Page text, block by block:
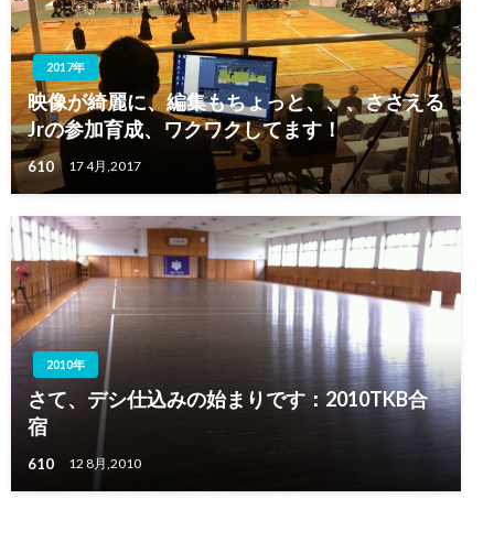
2017年
映像が綺麗に、編集もちょっと、、、ささえる
Jrの参加育成、ワクワクしてます！
610 17 4月,2017
2010年
さて、デシ仕込みの始まりです：2010TKB合
宿
610 12 8月,2010